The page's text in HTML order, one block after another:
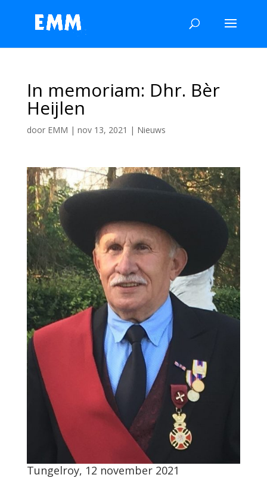
In memoriam: Dhr. Bèr
Heijlen
door EMM | nov 13, 2021 | Nieuws
Tungelroy, 12 november 2021